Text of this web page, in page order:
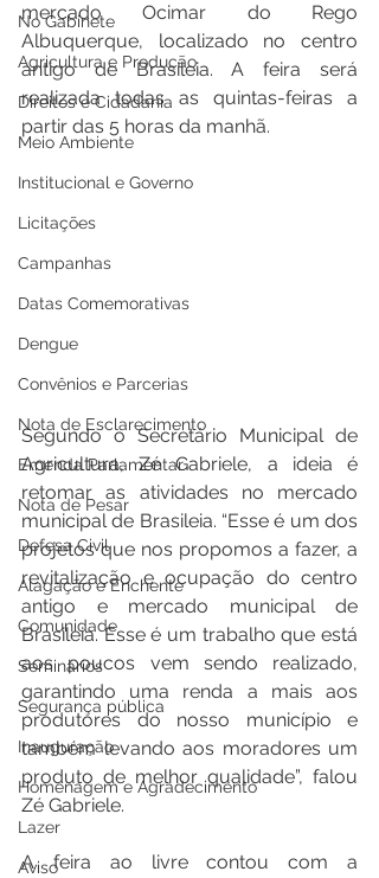
No Gabinete
Agricultura e Produção
Direitos e Cidadania
Meio Ambiente
Institucional e Governo
Licitações
Campanhas
Datas Comemorativas
Dengue
Convênios e Parcerias
Nota de Esclarecimento
Emenda Parlamentar
Nota de Pesar
Defesa Civil
Alagação e Enchente
Comunidade
Seminários
Segurança pública
Inauguração
Homenagem e Agradecimento
Lazer
Aviso
mercado Ocimar do Rego
Albuquerque, localizado no centro
antigo de Brasileia. A feira será
realizada todas as quintas-feiras a
partir das 5 horas da manhã.
Segundo o Secretário Municipal de
Agricultura, Zé Gabriele, a ideia é
retomar as atividades no mercado
municipal de Brasileia. “Esse é um dos
projetos que nos propomos a fazer, a
revitalização e ocupação do centro
antigo e mercado municipal de
Brasileia. Esse é um trabalho que está
aos poucos vem sendo realizado,
garantindo uma renda a mais aos
produtores do nosso município e
também levando aos moradores um
produto de melhor qualidade”, falou
Zé Gabriele.
A feira ao livre contou com a